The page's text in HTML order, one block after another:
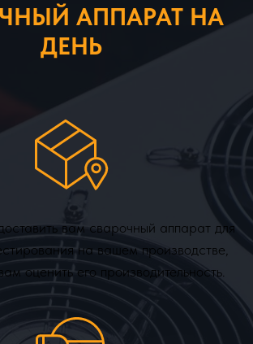
АППАРАТ НА
ДЕНЬ
вам сварочный аппарат для
на вашем производстве,
оценить его производительность.